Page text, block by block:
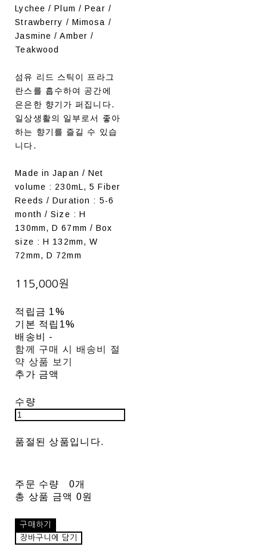
Lychee / Plum / Pear /
Strawberry / Mimosa /
Jasmine / Amber /
Teakwood
섬유 리드 스틱이 프라그
란스를 흡수하여 공간에
은은한 향기가 퍼집니다.
일상생활의 일부로서 좋아
하는 향기를 즐길 수 있습
니다.
Made in Japan / Net
volume : 230mL, 5 Fiber
Reeds / Duration : 5-6
month / Size : H
130mm, D 67mm / Box
size : H 132mm, W
72mm, D 72mm
115,000원
적립금 1%
기본 적립 1%
배송비 -
함께 구매 시 배송비 절
약 상품 보기
추가 금액
수량
품절된 상품입니다.
주문 수량
0개
총 상품 금액 0원
구매하기
장바구니에 담기